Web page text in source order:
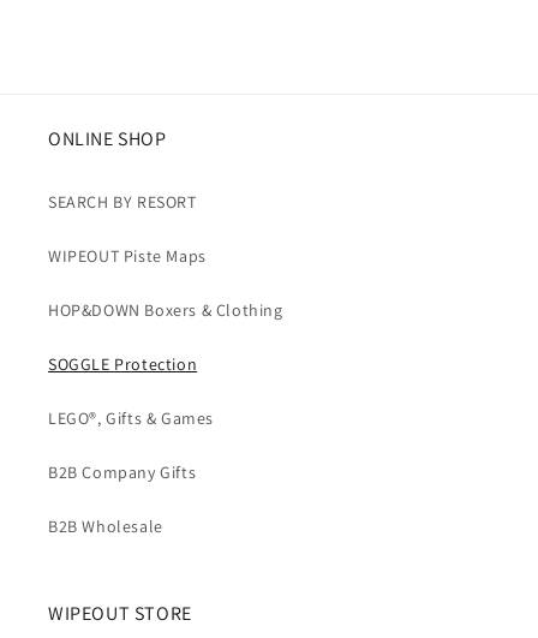
ONLINE SHOP
SEARCH BY RESORT
WIPEOUT Piste Maps
HOP&DOWN Boxers & Clothing
SOGGLE Protection
LEGO®, Gifts & Games
B2B Company Gifts
B2B Wholesale
WIPEOUT STORE